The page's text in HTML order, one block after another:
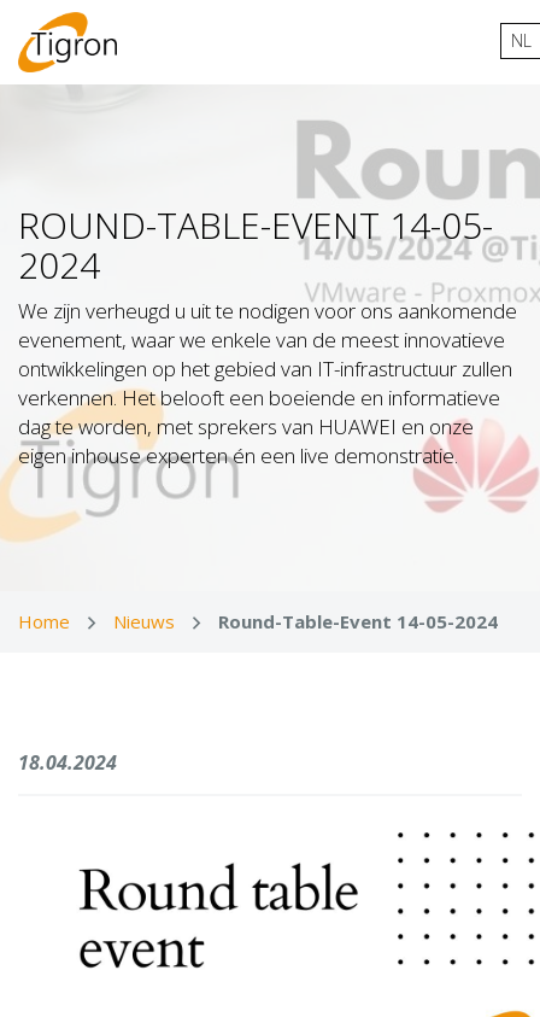
NL
ROUND-TABLE-EVENT 14-05-
2024
We zijn verheugd u uit te nodigen voor ons aankomende
evenement, waar we enkele van de meest innovatieve
ontwikkelingen op het gebied van IT-infrastructuur zullen
verkennen. Het belooft een boeiende en informatieve
dag te worden, met sprekers van HUAWEI en onze
eigen inhouse experten én een live demonstratie.
Home Nieuws Round-Table-Event 14-05-2024
18.04.2024